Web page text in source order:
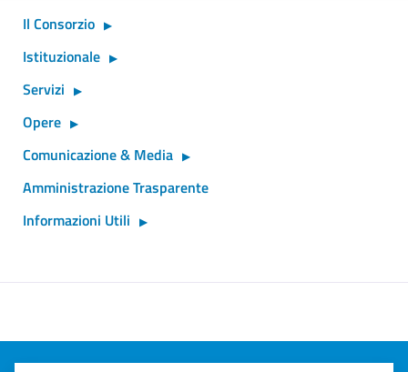
Il Consorzio
Istituzionale
Servizi
Opere
Comunicazione & Media
Amministrazione Trasparente
Informazioni Utili